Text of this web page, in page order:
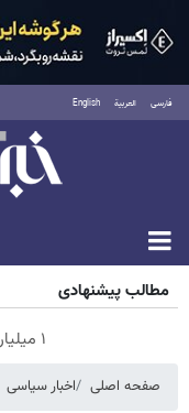
فارسی العربية English
شنبه ۱۷ مرداد ۱۴۰۵
مطالب پیشنهادی
۱ میلیارد اعتبار خرید طلا | بدون ضامن و چک
صفحه اصلی اخبار سیاسی